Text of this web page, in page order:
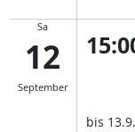
Sa
12
September
bis